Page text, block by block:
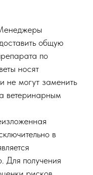
общую
по
носят
не могут заменить
ветеринарным
в
Для получения